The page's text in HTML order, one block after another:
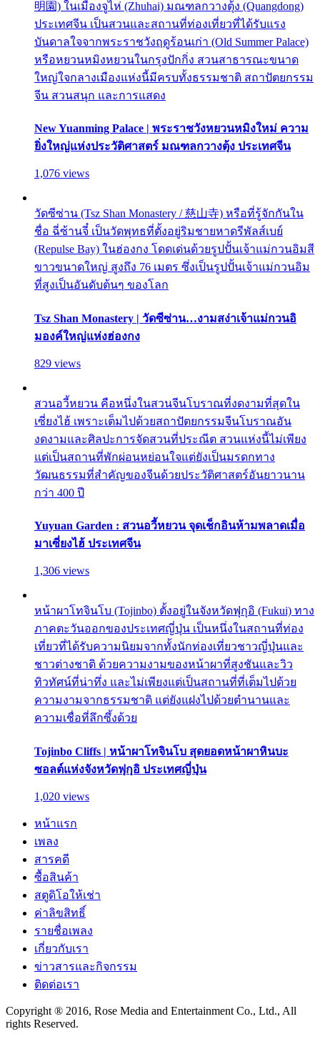
明園) ในเมืองจูไห่ (Zhuhai) มณฑลกวางตุ้ง (Quangdong)
ประเทศจีน เป็นสวนและสถานที่ท่องเที่ยวที่ได้รับแรง
บันดาลใจจากพระราชวังฤดูร้อนเก่า (Old Summer Palace)
หรือหยวนหมิงหยวนในกรุงปักกิ่ง สวนสาธารณะขนาด
ใหญ่ใจกลางเมืองแห่งนี้มีครบทั้งธรรมชาติ สถาปัตยกรรม
จีน สวนสนุก และการแสดง
New Yuanming Palace | พระราชวังหยวนหมิงใหม่ ความ
ยิ่งใหญ่แห่งประวัติศาสตร์ มณฑลกวางตุ้ง ประเทศจีน
1,076 views
วัดซีซ่าน (Tsz Shan Monastery / 慈山寺) หรือที่รู้จักกันใน
ชื่อ ฉี่ซ้านจี๋ เป็นวัดพุทธที่ตั้งอยู่ริมชายหาดรีพัลส์เบย์
(Repulse Bay) ในฮ่องกง โดดเด่นด้วยรูปปั้นเจ้าแม่กวนอิมสี
ขาวขนาดใหญ่ สูงถึง 76 เมตร ซึ่งเป็นรูปปั้นเจ้าแม่กวนอิม
ที่สูงเป็นอันดับต้นๆ ของโลก
Tsz Shan Monastery | วัดซีซ่าน…งามสง่าเจ้าแม่กวนอิ
มองค์ใหญ่แห่งฮ่องกง
829 views
สวนอวี้หยวน คือหนึ่งในสวนจีนโบราณที่งดงามที่สุดใน
เซี่ยงไฮ้ เพราะเต็มไปด้วยสถาปัตยกรรมจีนโบราณอัน
งดงามและศิลปะการจัดสวนที่ประณีต สวนแห่งนี้ไม่เพียง
แต่เป็นสถานที่พักผ่อนหย่อนใจแต่ยังเป็นมรดกทาง
วัฒนธรรมที่สำคัญของจีนด้วยประวัติศาสตร์อันยาวนาน
กว่า 400 ปี
Yuyuan Garden : สวนอวี้หยวน จุดเช็กอินห้ามพลาดเมื่อ
มาเซี่ยงไฮ้ ประเทศจีน
1,306 views
หน้าผาโทจินโบ (Tojinbo) ตั้งอยู่ในจังหวัดฟุกุอิ (Fukui) ทาง
ภาคตะวันออกของประเทศญี่ปุ่น เป็นหนึ่งในสถานที่ท่อง
เที่ยวที่ได้รับความนิยมจากทั้งนักท่องเที่ยวชาวญี่ปุ่นและ
ชาวต่างชาติ ด้วยความงามของหน้าผาที่สูงชันและวิว
ทิวทัศน์ที่น่าทึ่ง และไม่เพียงแต่เป็นสถานที่ที่เต็มไปด้วย
ความงามจากธรรมชาติ แต่ยังแฝงไปด้วยตำนานและ
ความเชื่อที่ลึกซึ้งด้วย
Tojinbo Cliffs | หน้าผาโทจินโบ สุดยอดหน้าผาหินบะ
ซอลต์แห่งจังหวัดฟุกุอิ ประเทศญี่ปุ่น
1,020 views
หน้าแรก
เพลง
สารคดี
ซื้อสินค้า
สตูดิโอให้เช่า
ค่าลิขสิทธิ์
รายชื่อเพลง
เกี่ยวกับเรา
ข่าวสารและกิจกรรม
ติดต่อเรา
Copyright ® 2016, Rose Media and Entertainment Co., Ltd., All
rights Reserved.